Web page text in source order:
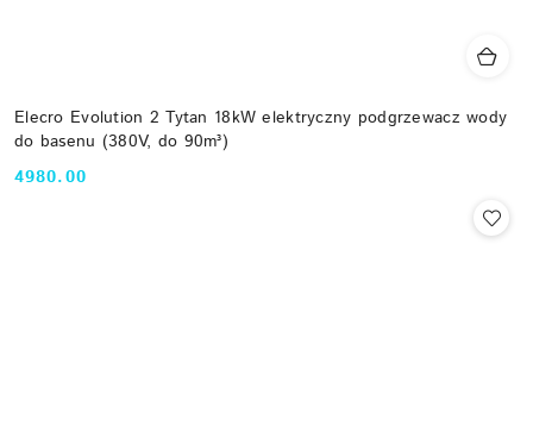
Elecro Evolution 2 Tytan 18kW elektryczny podgrzewacz wody
do basenu (380V, do 90m³)
Cena:
4980.00